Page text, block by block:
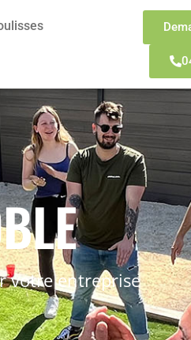
votre entreprise